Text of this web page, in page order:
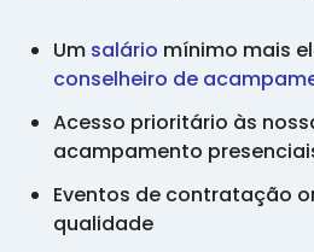
Um salário mínimo mais
conselheiro de
Acesso prioritário às
acampamento
Eventos de contratação
qualidade